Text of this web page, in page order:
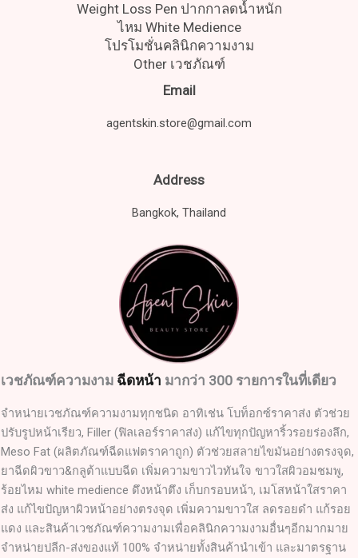
Weight Loss Pen ปากกาลดน้ำหนัก
ไหม White Medience
โปรโมชั่นคลินิกความงาม
Other เวชภัณฑ์
Email
agentskin.store@gmail.com
Address
Bangkok, Thailand
เวชภัณฑ์ความงาม ฉีดหน้า มากว่า 300 รายการในที่เดียว
จำหน่ายเวชภัณฑ์ความงามทุกชนิด อาทิเช่น โบท็อกซ์ราคาส่ง ตัวช่วย
ปรับรูปหน้าเรียว, Filler (ฟิลเลอร์ราคาส่ง) แก้ไขทุกปัญหาริ้วรอยร่องลึก,
Meso Fat (ผลิตภัณฑ์ฉีดแฟตราคาถูก) ตัวช่วยสลายไขมันอย่างตรงจุด,
ยาฉีดผิวขาว&กลูต้าแบบฉีด เพิ่มความขาวไวทันใจ ขาวใสผิวอมชมพู,
ร้อยไหม white medience ดึงหน้าตึง เก็บกรอบหน้า, เมโสหน้าใสราคา
ส่ง แก้ไขปัญหาผิวหน้าอย่างตรงจุด เพิ่มความขาวใส ลดรอยดำ แก้รอย
แดง และสินค้าเวชภัณฑ์ความงามเพื่อคลินิกความงามอื่นๆอีกมากมาย
จำหน่ายปลีก-ส่งของแท้ 100% จำหน่ายทั้งสินค้านำเข้า และมาตรฐาน